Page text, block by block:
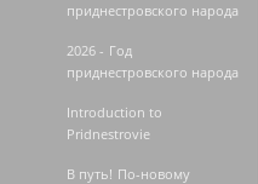
приднестровского народа
2026 - Год
приднестровского народа
Introduction to
Pridnestrovie
В путь! По-новому